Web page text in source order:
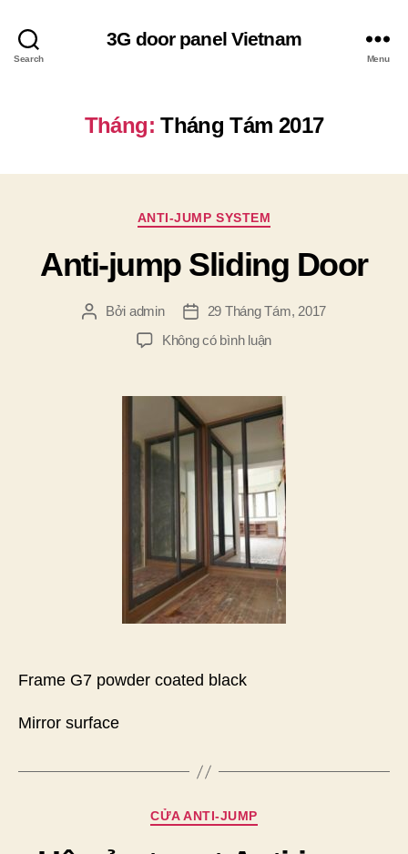
Search
3G door panel Vietnam
Menu
Tháng: Tháng Tám 2017
Chuyên
ANTI-JUMP SYSTEM
Anti-jump Sliding Door
TácBởi admin
Ngày
đăng
29 Tháng Tám, 2017
Không có bình luậnở
Sliding
Door
Frame G7 powder coated black
Mirror surface
Chuyên
CỬA ANTI-JUMP